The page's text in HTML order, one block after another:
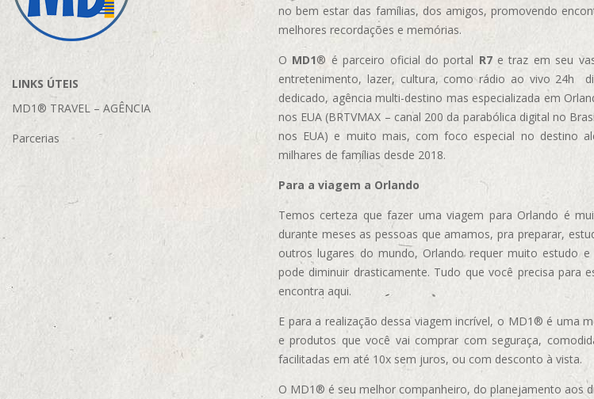
LINKS ÚTEIS
MD1® TRAVEL – AGÊNCIA
Parcerias
no bem estar das famílias, dos amigos, promovendo
melhores recordações e memórias.
O MD1® é parceiro oficial do portal R7e traz em seu
entretenimento, lazer, cultura, como rádio ao vivo 24h
dedicado, agência multi-destino mas especializada em
nos EUA (BRTVMAX – canal 200 da parabólica digital no
nos EUA) e muito mais, com foco especial no destino
milhares de famílias desde 2018.
Para a viagem a Orlando
Temos certeza que fazer uma viagem para Orlando é
durante meses as pessoas que amamos, pra preparar,
outros lugares do mundo, Orlando requer muito estudo
pode diminuir drasticamente. Tudo que você precisa para
encontra aqui.
E para a realização dessa viagem incrível, o MD1® é uma
e produtos que você vai comprar com seguraça,
facilitadas em até 10x sem juros, ou com desconto à vista.
O MD1® é seu melhor companheiro, do planejamento aos